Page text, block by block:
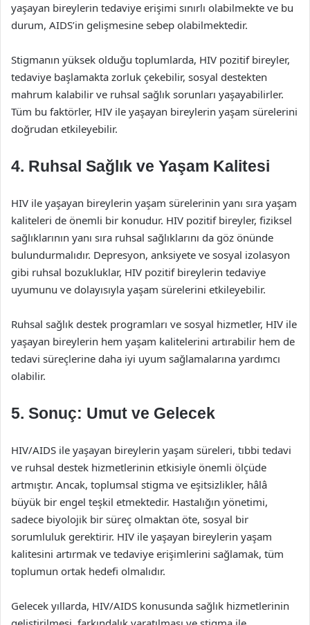
yaşayan bireylerin tedaviye erişimi sınırlı olabilmekte ve bu
durum, AIDS’in gelişmesine sebep olabilmektedir.
Stigmanın yüksek olduğu toplumlarda, HIV pozitif bireyler,
tedaviye başlamakta zorluk çekebilir, sosyal destekten
mahrum kalabilir ve ruhsal sağlık sorunları yaşayabilirler.
Tüm bu faktörler, HIV ile yaşayan bireylerin yaşam sürelerini
doğrudan etkileyebilir.
4. Ruhsal Sağlık ve Yaşam Kalitesi
HIV ile yaşayan bireylerin yaşam sürelerinin yanı sıra yaşam
kaliteleri de önemli bir konudur. HIV pozitif bireyler, fiziksel
sağlıklarının yanı sıra ruhsal sağlıklarını da göz önünde
bulundurmalıdır. Depresyon, anksiyete ve sosyal izolasyon
gibi ruhsal bozukluklar, HIV pozitif bireylerin tedaviye
uyumunu ve dolayısıyla yaşam sürelerini etkileyebilir.
Ruhsal sağlık destek programları ve sosyal hizmetler, HIV ile
yaşayan bireylerin hem yaşam kalitelerini artırabilir hem de
tedavi süreçlerine daha iyi uyum sağlamalarına yardımcı
olabilir.
5. Sonuç: Umut ve Gelecek
HIV/AIDS ile yaşayan bireylerin yaşam süreleri, tıbbi tedavi
ve ruhsal destek hizmetlerinin etkisiyle önemli ölçüde
artmıştır. Ancak, toplumsal stigma ve eşitsizlikler, hâlâ
büyük bir engel teşkil etmektedir. Hastalığın yönetimi,
sadece biyolojik bir süreç olmaktan öte, sosyal bir
sorumluluk gerektirir. HIV ile yaşayan bireylerin yaşam
kalitesini artırmak ve tedaviye erişimlerini sağlamak, tüm
toplumun ortak hedefi olmalıdır.
Gelecek yıllarda, HIV/AIDS konusunda sağlık hizmetlerinin